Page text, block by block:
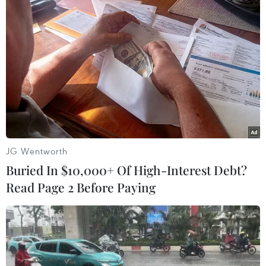
TIN LIÊN QUAN
Nhóm nhạc BTS lại ''thống trị'' bảng xếp
hạng Billboard's Artist 100
JG Wentworth
Buried In $10,000+ Of High-Interest Debt?
Read Page 2 Before Paying